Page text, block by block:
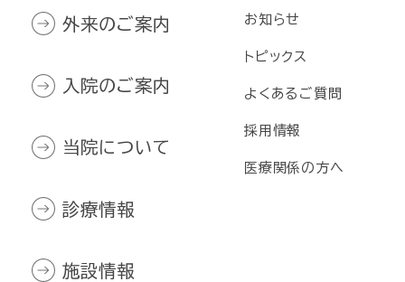
外来のご案内
入院のご案内
当院について
診療情報
施設情報
お知らせ
トピックス
よくあるご質問
採用情報
医療関係の方へ